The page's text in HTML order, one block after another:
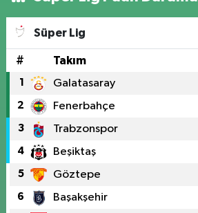
Süper Lig
# Takım
1 Galatasaray
2 Fenerbahçe
3 Trabzonspor
4 Beşiktaş
5 Göztepe
6 Başakşehir